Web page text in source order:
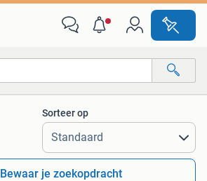
Alle afstanden…
Sorteer op
Bewaar je zoekopdracht